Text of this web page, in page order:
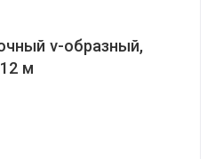
v-образный,
м